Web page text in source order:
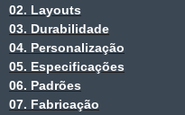
02. Layouts
03. Durabilidade
04. Personalização
05. Especificações
06. Padrões
07. Fabricação